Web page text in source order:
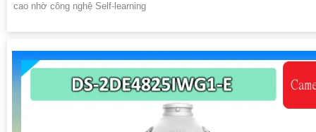
cao nhờ công nghệ Self-learning